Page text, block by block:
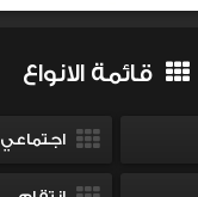
قائمة الانواع
اجتماعي